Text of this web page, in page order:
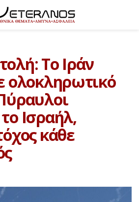
Το Ιράν
ολοκληρωτικό
Ισραήλ,
κάθε